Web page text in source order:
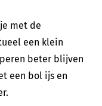
met de
een klein
beter blijven
een bol ijs en